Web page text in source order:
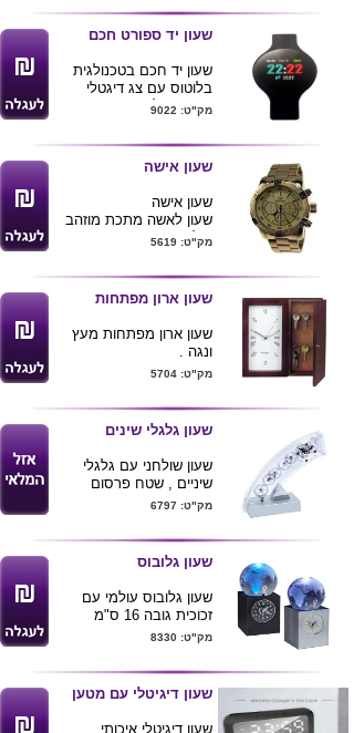
כחול או שילוב ירוק -כולל
סוללה
גודל מוצר -13.7*13.7*3.3
שעון יד ספורט חכם
שעון יד חכם בטכנולגית
בלוטוס עם צג דיגטלי
המורה על צעדים , סופר
יש לשעון מד דופק ומד
לחץ
יש לשעון גם מצב שינה
אפשר לסנכרן את השעון
עם הנייד
מגיע באריזת מתנה וכבל
להטענת השעון
מק"ט: 9022
שעון אישה
שעון אישה
שעון לאשה מתכת מוזהב
קולקציה- g&p
מהודרת עם חלון שקוף
כולל אחריות לשנה
מק"ט: 5619
שעון ארון מפתחות
שעון ארון מפתחות מעץ
ונגה .
מק"ט: 5704
שעון גלגלי שינים
שעון שולחני עם גלגלי
שיניים , שטח פרסום
בתחתית המוצר
מק"ט: 6797
שעון גלובוס
שעון גלובוס עולמי עם
זכוכית גובה 16 ס"מ
מק"ט: 8330
שעון דיגיטלי עם מטען
שעון דיגיטלי איכותי